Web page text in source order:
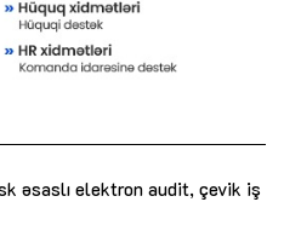
əsaslı elektron audit, çevik iş